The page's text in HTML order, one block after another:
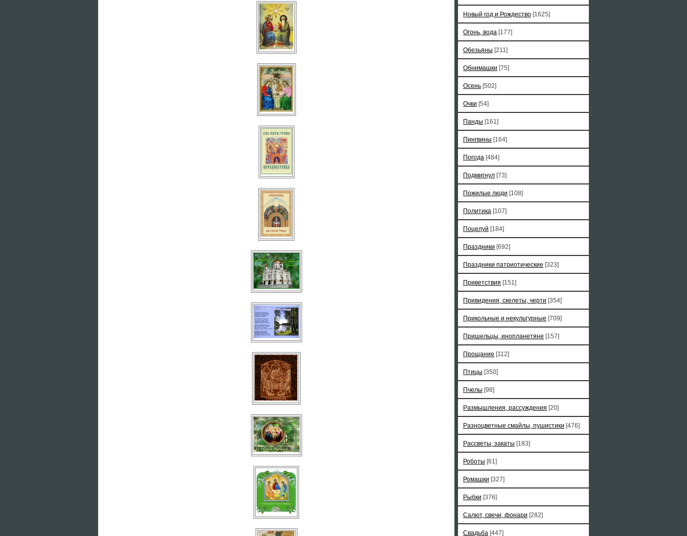
Новый год и Рождество [1625]
Огонь, вода [177]
Обезьяны [211]
Обнимашки [75]
Осень [502]
Очки [54]
Панды [161]
Пингвины [164]
Погода [484]
Подмигнул [73]
Пожилые люди [108]
Политика [107]
Поцелуй [184]
Праздники [692]
Праздники патриотические [323]
Приветствия [151]
Привидения, скелеты, черти [354]
Прикольные и некультурные [709]
Пришельцы, инопланетяне [157]
Прощание [112]
Птицы [350]
Пчелы [98]
Размышления, рассуждения [20]
Разноцветные смайлы, пушистики [476]
Рассветы, закаты [183]
Роботы [61]
Ромашки [327]
Рыбки [376]
Салют, свечи, фонари [282]
Свадьба [447]